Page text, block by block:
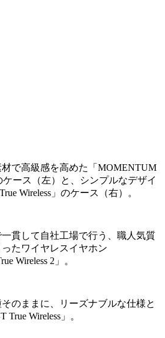
で高級感を高めた「MOMENTUM
ケース（左）と、シンプルなデザイ
Wireless」のケース（右）。
貫して自社工場で行う、職人気質
たワイヤレスイヤホン
Wireless 2」。
のままに、リーズナブルな仕様と
True Wireless」。